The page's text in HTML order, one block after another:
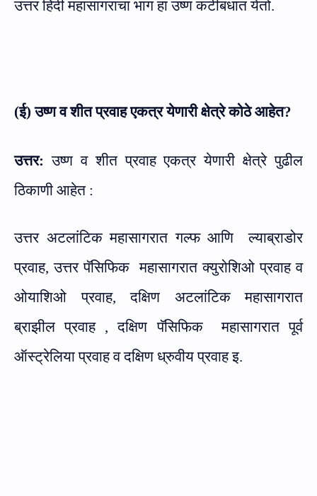
उत्तर हिंदी महासागराचा भाग हा उष्ण कटीबंधात येतो.
(ई) उष्ण व शीत प्रवाह एकत्र येणारी क्षेत्रे कोठे आहेत?
उत्तर:उष्ण व शीत प्रवाह एकत्र येणारी क्षेत्रे पुढील
ठिकाणी आहेत :
उत्तर अटलांटिक महासागरात गल्फ आणि
ल्याब्राडोर
प्रवाह, उत्तर पॅसिफिक महासागरात क्युरोशिओ प्रवाह व
ओयाशिओ प्रवाह, दक्षिण अटलांटिक महासागरात
ब्राझील प्रवाह , दक्षिण पॅसिफिक
महासागरात पूर्व
ऑस्ट्रेलिया प्रवाह व दक्षिण ध्रुवीय प्रवाह इ.